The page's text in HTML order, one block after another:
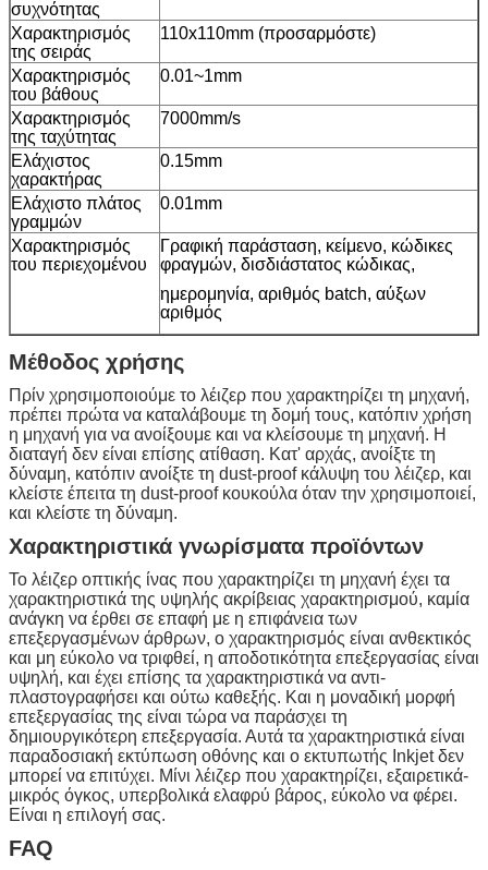
συχνότητας
Χαρακτηρισμός
της σειράς
110x110mm (προσαρμόστε)
Χαρακτηρισμός
του βάθους
0.01~1mm
Χαρακτηρισμός
της ταχύτητας
7000mm/s
Ελάχιστος
χαρακτήρας
0.15mm
Ελάχιστο πλάτος
γραμμών
0.01mm
Χαρακτηρισμός
του περιεχομένου
Γραφική παράσταση, κείμενο, κώδικες
φραγμών, δισδιάστατος κώδικας,
ημερομηνία, αριθμός batch, αύξων
αριθμός
Μέθοδος χρήσης
Πρίν χρησιμοποιούμε το λέιζερ που χαρακτηρίζει τη μηχανή,
πρέπει πρώτα να καταλάβουμε τη δομή τους, κατόπιν χρήση
η μηχανή για να ανοίξουμε και να κλείσουμε τη μηχανή. Η
διαταγή δεν είναι επίσης ατίθαση. Κατ' αρχάς, ανοίξτε τη
δύναμη, κατόπιν ανοίξτε τη dust-proof κάλυψη του λέιζερ, και
κλείστε έπειτα τη dust-proof κουκούλα όταν την χρησιμοποιεί,
και κλείστε τη δύναμη.
Χαρακτηριστικά γνωρίσματα προϊόντων
Το λέιζερ οπτικής ίνας που χαρακτηρίζει τη μηχανή έχει τα
χαρακτηριστικά της υψηλής ακρίβειας χαρακτηρισμού, καμία
ανάγκη να έρθει σε επαφή με η επιφάνεια των
επεξεργασμένων άρθρων, ο χαρακτηρισμός είναι ανθεκτικός
και μη εύκολο να τριφθεί, η αποδοτικότητα επεξεργασίας είναι
υψηλή, και έχει επίσης τα χαρακτηριστικά να αντι-
πλαστογραφήσει και ούτω καθεξής. Και η μοναδική μορφή
επεξεργασίας της είναι τώρα να παράσχει τη
δημιουργικότερη επεξεργασία. Αυτά τα χαρακτηριστικά είναι
παραδοσιακή εκτύπωση οθόνης και ο εκτυπωτής Inkjet δεν
μπορεί να επιτύχει. Μίνι λέιζερ που χαρακτηρίζει, εξαιρετικά-
μικρός όγκος, υπερβολικά ελαφρύ βάρος, εύκολο να φέρει.
Είναι η επιλογή σας.
FAQ